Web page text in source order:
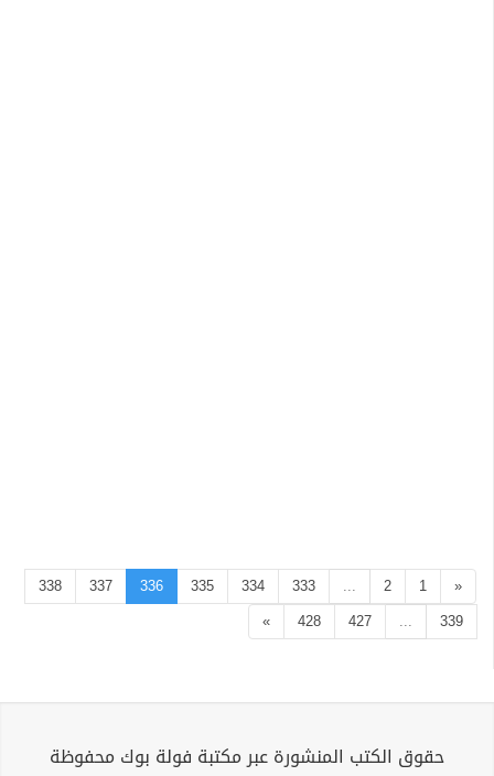
«
1
2
...
333
334
335
336
337
338
339
...
427
428
»
حقوق الكتب المنشورة عبر مكتبة فولة بوك محفوظة